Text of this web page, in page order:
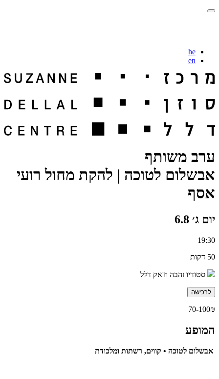
he
en
ערב משותף
אבשלום לטוכה | להקת מחול רועי
אסף
יום ג׳ 6.8
19:30
50 דקות
סטודיו זהבה וז'אק דלל
לרכישה
70-100₪
המופע
אבשלום לטוכה • קווים, רשתות ומלכודת